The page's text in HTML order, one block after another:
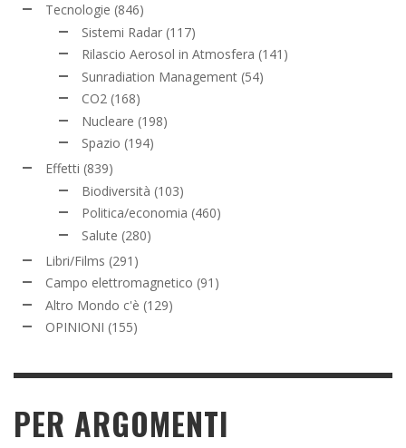
Tecnologie (846)
Sistemi Radar (117)
Rilascio Aerosol in Atmosfera (141)
Sunradiation Management (54)
CO2 (168)
Nucleare (198)
Spazio (194)
Effetti (839)
Biodiversità (103)
Politica/economia (460)
Salute (280)
Libri/Films (291)
Campo elettromagnetico (91)
Altro Mondo c'è (129)
OPINIONI (155)
PER ARGOMENTI